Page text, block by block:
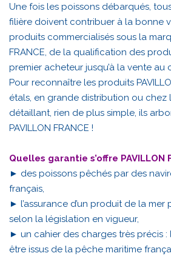
Une fois les poissons débarqués,
filière doivent contribuer à la bonne
produits commercialisés sous la
FRANCE, de la qualification des
premier acheteur jusqu’à la vente au
Pour reconnaître les produits
étals, en grande distribution ou chez
détaillant, rien de plus simple, ils
PAVILLON FRANCE !
Quelles garantie s’offre PAVILLON
► des poissons pêchés par des
français,
► l’assurance d’un produit de la
selon la législation en vigueur,
► un cahier des charges très précis
être issus de la pêche maritime